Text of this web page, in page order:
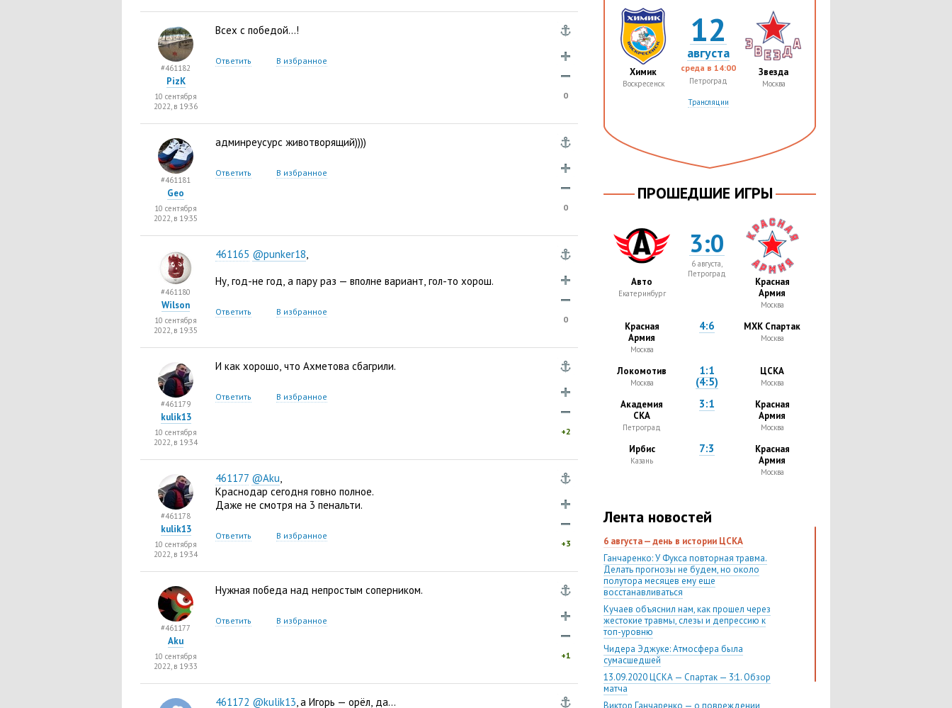
Всех с победой…!
Ответить В избранное
#461182
PizK
10 сентября
2022, в 19:36
0
админреусурс животворящий))))
Ответить В избранное
#461181
Geo
10 сентября
2022, в 19:35
0
461165 @punker18,
Ну, год-не год, а пару раз — вполне вариант, гол-то хорош.
Ответить В избранное
#461180
Wilson
10 сентября
2022, в 19:35
0
И как хорошо, что Ахметова сбагрили.
Ответить В избранное
#461179
kulik13
10 сентября
2022, в 19:34
+2
461177 @Aku,
Краснодар сегодня говно полное.
Даже не смотря на 3 пенальти.
Ответить В избранное
#461178
kulik13
10 сентября
2022, в 19:34
+3
Нужная победа над непростым соперником.
Ответить В избранное
#461177
Aku
10 сентября
2022, в 19:33
+1
461172 @kulik13, а Игорь — орёл, да…
Химик
Воскресенск
12
августа
среда в 14:00
Петроград
Трансляции
Звезда
Москва
ПРОШЕДШИЕ ИГРЫ
Авто
Екатеринбург
3:0
6 августа,
Петроград
Красная
Армия
Москва
Красная
Армия
Москва
4:6 МХК Спартак
Москва
Локомотив
Москва
1:1
(4:5)
ЦСКА
Москва
Академия
СКА
Петроград
3:1
Красная
Армия
Москва
Ирбис
Казань
7:3
Красная
Армия
Москва
Лента новостей
6 августа — день в истории ЦСКА
Ганчаренко: У Фукса повторная травма.
Делать прогнозы не будем, но около
полутора месяцев ему еще
восстанавливаться
Кучаев объяснил нам, как прошел через
жестокие травмы, слезы и депрессию к
топ-уровню
Чидера Эджуке: Атмосфера была
сумасшедшей
13.09.2020 ЦСКА — Спартак — 3:1. Обзор
матча
Виктор Ганчаренко — о повреждении